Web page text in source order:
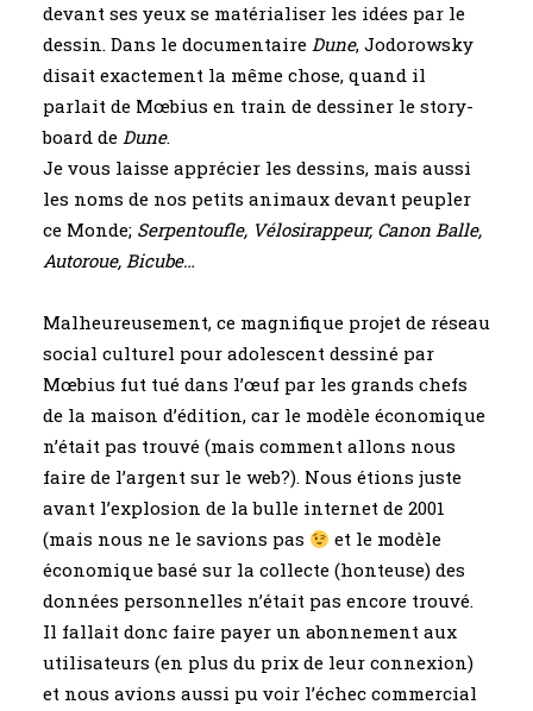
devant ses yeux se matérialiser les idées par le
dessin. Dans le documentaire Dune, Jodorowsky
disait exactement la même chose, quand il
parlait de Mœbius en train de dessiner le story-
board de Dune.
Je vous laisse apprécier les dessins, mais aussi
les noms de nos petits animaux devant peupler
ce Monde; Serpentoufle, Vélosirappeur, Canon Balle,
Autoroue, Bicube…
Malheureusement, ce magnifique projet de réseau
social culturel pour adolescent dessiné par
Mœbius fut tué dans l’œuf par les grands chefs
de la maison d’édition, car le modèle économique
n’était pas trouvé (mais comment allons nous
faire de l’argent sur le web?). Nous étions juste
avant l’explosion de la bulle internet de 2001
(mais nous ne le savions pas
et le modèle
économique basé sur la collecte (honteuse) des
données personnelles n’était pas encore trouvé.
Il fallait donc faire payer un abonnement aux
utilisateurs (en plus du prix de leur connexion)
et nous avions aussi pu voir l’échec commercial